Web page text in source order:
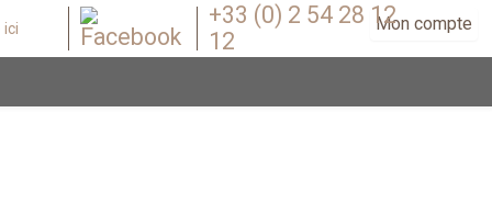
Mon compte
+33 (0) 2 54 28 12
12